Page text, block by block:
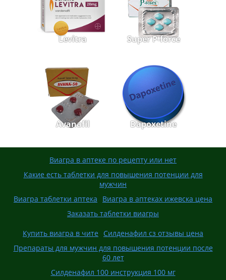
Levitra Super P-force
Avanafil Dapoxetine
Виагра в аптеке по рецепту или нет
Какие есть таблетки для повышения потенции для
мужчин
Виагра таблетки аптека
Виагра в аптеках ижевска цена
Заказать таблетки виагры
Купить виагра в чите Силденафил сз отзывы цена
Препараты для мужчин для повышения потенции после
60 лет
Силденафил 100 инструкция 100 мг